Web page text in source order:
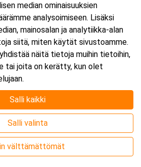
median ominaisuuksien
analysoimiseen. Lisäksi
mainosalan ja analytiikka-alan
siitä, miten käytät sivustoamme.
näitä tietoja muihin tietoihin,
tai joita on kerätty, kun olet
Salli kaikki
Salli valinta
välttämättömät